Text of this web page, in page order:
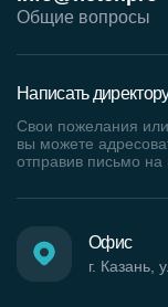
Общие вопросы
Офис
г. Казань,
Написать
Свои пожелания
вы можете
отправив письмо на